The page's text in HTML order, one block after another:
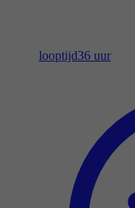
looptijd36 uur